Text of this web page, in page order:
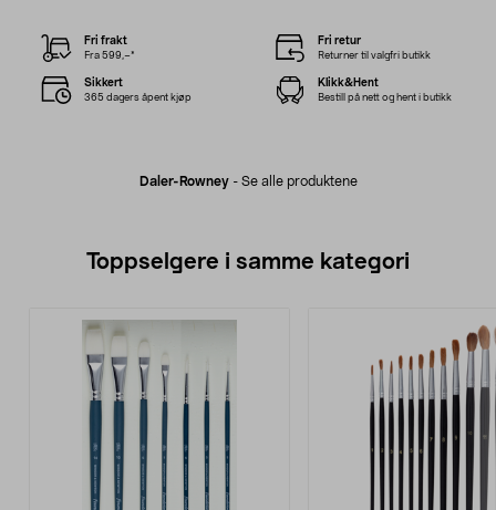
Daler-Rowney- Se alle produktene
Fri frakt
Fra 599,–*
Fri retur
Returner til valgfri butikk
Sikkert
365 dagers åpent kjøp
Klikk&Hent
Bestill på nett og hent i butikk
Toppselgere i samme kategori